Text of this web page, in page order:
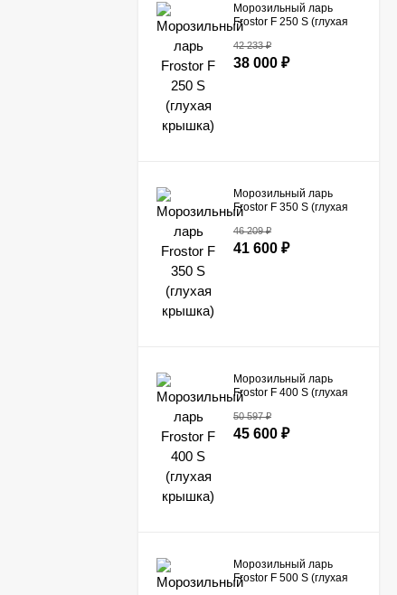
Морозильный ларь
Frostor F 250 S (глухая
42 233₽
38 000 ₽
Морозильный ларь
Frostor F 350 S (глухая
46 209₽
41 600 ₽
Морозильный ларь
Frostor F 400 S (глухая
50 597₽
45 600 ₽
Морозильный ларь
Frostor F 500 S (глухая